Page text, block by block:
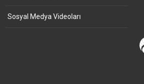
Sosyal Medya Videoları